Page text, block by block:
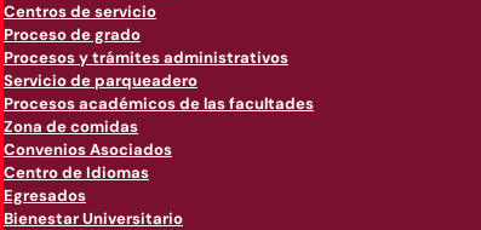
Centros de servicio
Proceso de grado
Procesos y trámites administrativos
Servicio de parqueadero
Procesos académicos de las facultades
Zona de comidas
Convenios Asociados
Centro de Idiomas
Egresados
Bienestar Universitario